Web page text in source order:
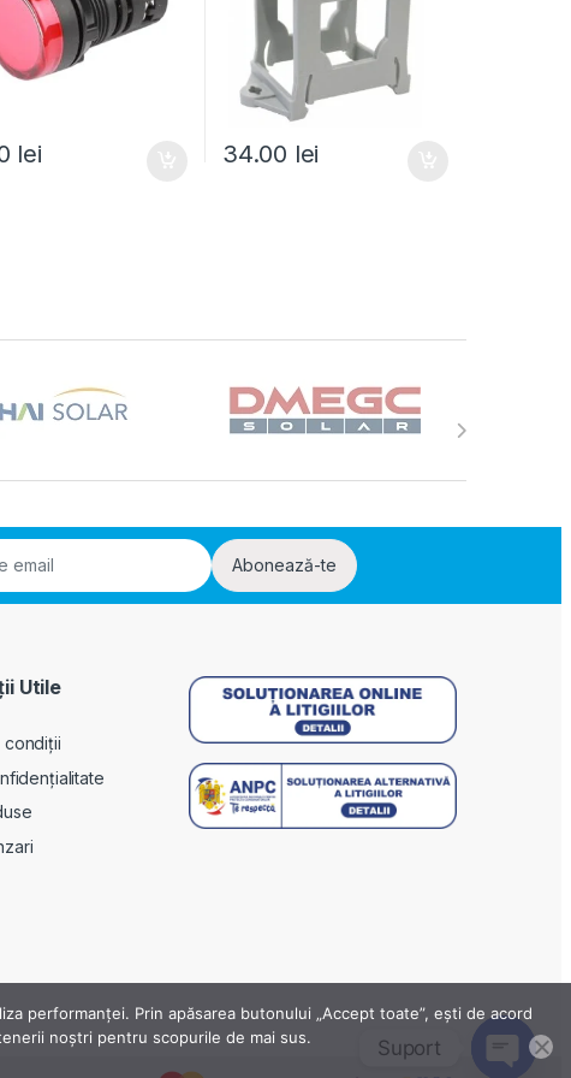
lei 34.00 lei
Abonează-te
Utile
condiții
performanței. Prin apăsarea butonului „Accept toate”, ești de acord
noștri pentru scopurile de mai sus.
Suport